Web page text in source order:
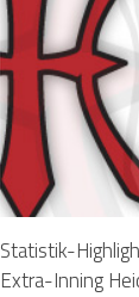
Statistik-
Extra-Inning